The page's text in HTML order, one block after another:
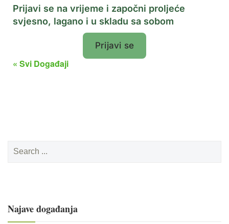
Prijavi se na vrijeme i započni proljeće
svjesno, lagano i u skladu sa sobom
Prijavi se
« Svi Događaji
Najave događanja